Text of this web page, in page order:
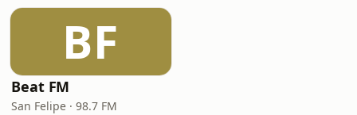
BF
Beat FM
San Felipe · 98.7 FM